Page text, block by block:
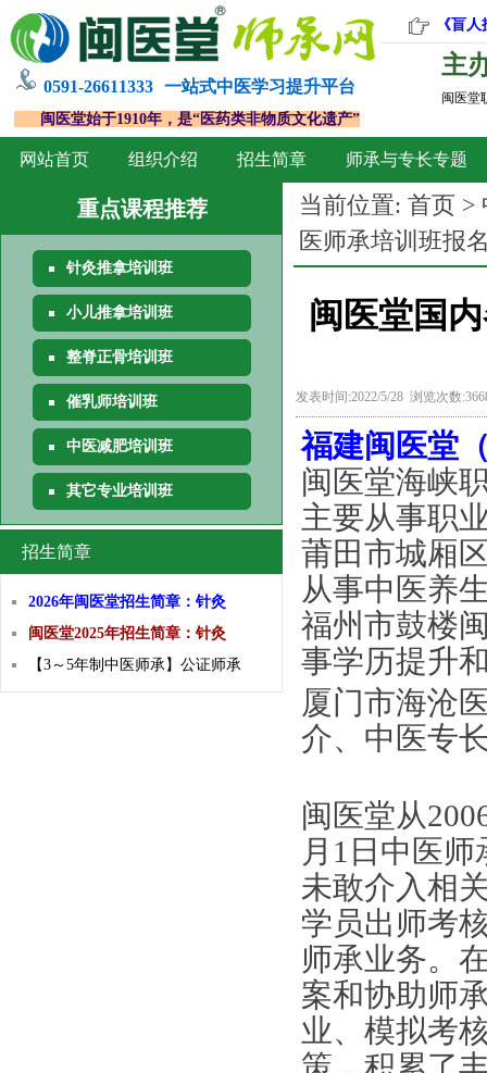
网站首页 组织介绍 招生简章 师承与专长专题
0591-26611333 一站式中医学习提升平台
闽医堂始于1910年，是“医药类非物质文化遗产”
《盲
主
闽医堂
重点课程推荐
针灸推拿培训班
小儿推拿培训班
整脊正骨培训班
催乳师培训班
中医减肥培训班
其它专业培训班
招生简章
2026年闽医堂招生简章：针灸
闽医堂2025年招生简章：针灸
【3～5年制中医师承】公证师承
当前位置: 首页 >
医师承培训班报
闽医堂国
发表时间:2022/5/28 浏览次数
福建闽医堂
闽医堂海峡
主要从事职
莆田市城厢
从事中医养
福州市鼓楼
事学历提升
厦门市海沧
介、中医专
闽医堂从
月1日中医
未敢介入相
学员出师考
师承业务。
案和协助师
业、模拟考